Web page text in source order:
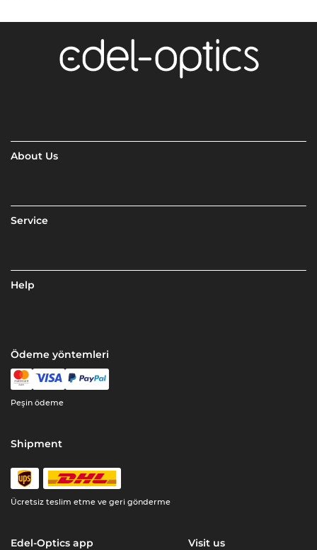
About Us
Service
Help
Ödeme yöntemleri
Peşin ödeme
Shipment
Ücretsiz teslim etme ve geri gönderme
Edel-Optics app Visit us